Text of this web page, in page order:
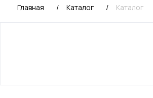
Главная / Каталог / Каталог